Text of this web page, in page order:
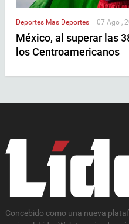
Deportes Mas Deportes 07 Ago ,
México, al superar las
los Centroamericanos
Concebido como una nueva